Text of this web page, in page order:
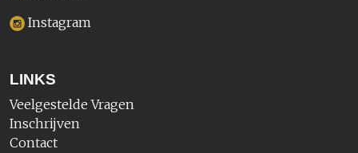
Instagram
LINKS
Veelgestelde Vragen
Inschrijven
Contact